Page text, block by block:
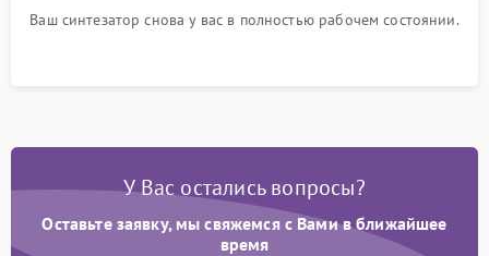
Ваш синтезатор снова у вас в полностью рабочем состоянии.
У Вас остались вопросы?
Оставьте заявку, мы свяжемся с Вами в ближайшее
время